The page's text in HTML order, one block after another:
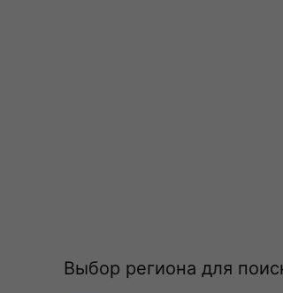
Выбор региона для